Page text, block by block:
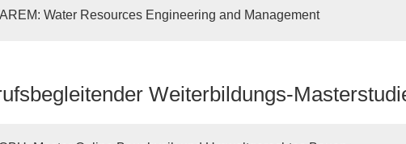
Water Resources Engineering and Management
Weiterbildungs-